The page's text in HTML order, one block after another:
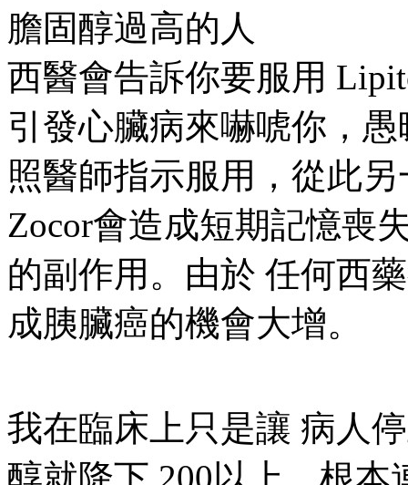
膽固醇過高的人
西醫會告訴你要服用
引發心臟病來嚇唬你，
照醫師指示服用，從此
Zocor會造成短期記憶喪
的副作用。由於 任何西
成胰臟癌的機會大增。
我在臨床上只是讓 病人
醇就降下 200以上，根